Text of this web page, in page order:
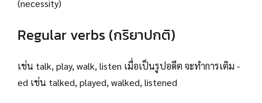
(necessity)
Regular verbs (กริยาปกติ)
เช่น talk, play, walk, listen เมื่อเป็นรูปอดีต จะทำการเติม -
ed เช่น talked, played, walked, listened